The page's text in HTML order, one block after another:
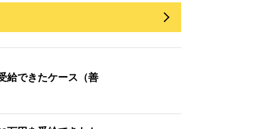
給できたケース（善